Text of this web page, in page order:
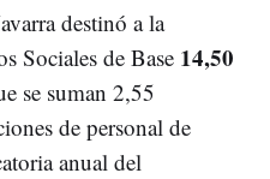
destinó a la
Sociales de Base 14,50
se suman 2,55
de personal de
anual del